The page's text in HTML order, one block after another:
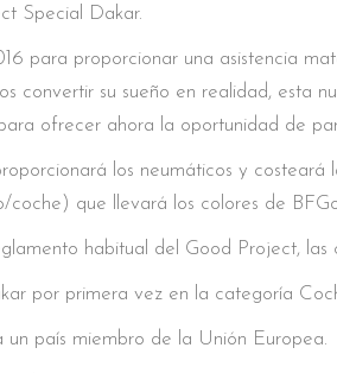
Special Dakar.
para proporcionar una asistencia
convertir su sueño en realidad, esta
ofrecer ahora la oportunidad de
los neumáticos y
coche) que llevará los colores de
habitual del Good Project, las
por primera vez en la categoría
un país miembro de la Unión Europea.